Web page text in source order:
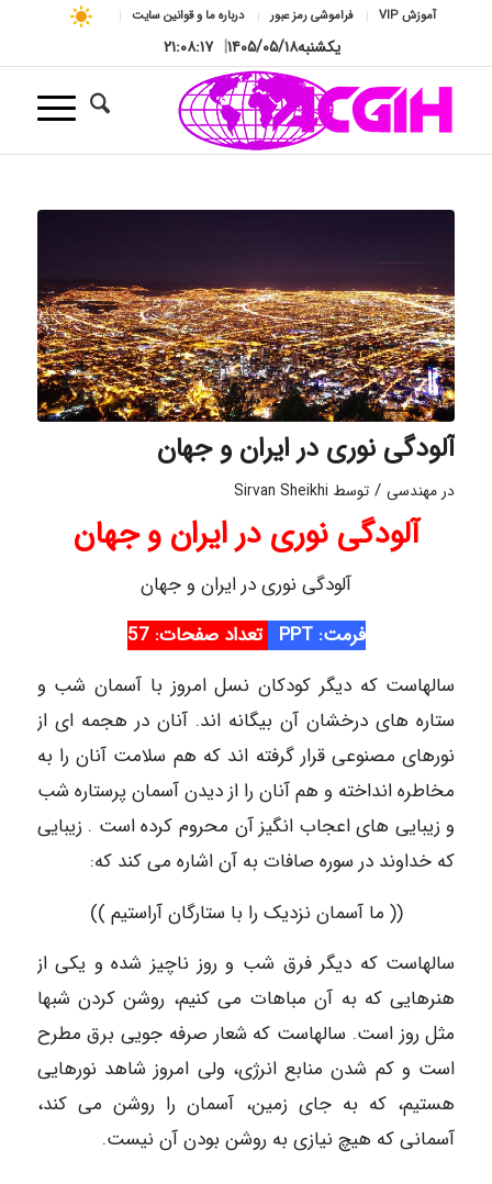
آموزش VIP فراموشی رمز عبور درباره ما و قوانین سایت
یکشنبه۱۴۰۵/۰۵/۱۸| ۲۱:۰۸:۱۸
آلودگی نوری در ایران و جهان
در مهندسی / توسط Sirvan Sheikhi
آلودگی نوری در ایران و جهان
آلودگی نوری در ایران و جهان
فرمت: PPT
تعداد صفحات: 57
سالهاست که دیگر کودکان نسل امروز با آسمان شب و
ستاره های درخشان آن بیگانه اند. آنان در هجمه ای از
نورهای مصنوعی قرار گرفته اند که هم سلامت آنان را به
مخاطره انداخته و هم آنان را از دیدن آسمان پرستاره شب
و زیبایی های اعجاب انگیز آن محروم کرده است . زیبایی
که خداوند در سوره صافات به آن اشاره می کند که:
(( ما آسمان نزدیک را با ستارگان آراستیم ))
سالهاست که دیگر فرق شب و روز ناچیز شده و یکی از
هنرهایی که به آن مباهات می کنیم، روشن کردن شبها
مثل روز است. سالهاست که شعار صرفه جویی برق مطرح
است و کم شدن منابع انرژی، ولی امروز شاهد نورهایی
هستیم، که به جای زمین، آسمان را روشن می کند،
آسمانی که هیچ نیازی به روشن بودن آن نیست.